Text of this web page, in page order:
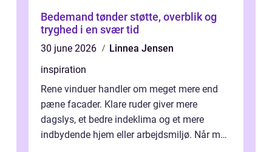
Bedemand tønder støtte, overblik og
tryghed i en svær tid
30 june 2026
Linnea Jensen
inspiration
Rene vinduer handler om meget mere end
pæne facader. Klare ruder giver mere
dagslys, et bedre indeklima og et mere
indbydende hjem eller arbejdsmiljø. Når man